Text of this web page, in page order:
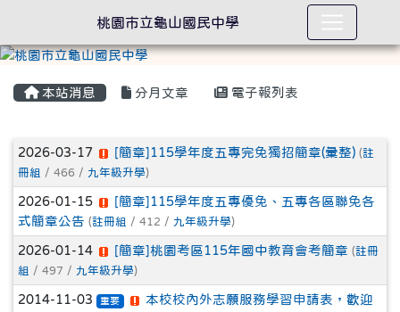
本站消息 分月文章 電子報列表
文章列表
2026-03-17 [簡章]115學年度五專完免獨招簡章(彙整) (註
冊組 / 466 / 九年級升學)
2026-01-15
[簡章]115學年度五專優免、五專各區聯免各
式簡章公告 (註冊組 / 412 / 九年級升學)
2026-01-14 [簡章]桃園考區115年國中教育會考簡章 (註冊
組 / 497 / 九年級升學)
2014-11-03 重要
本校校內外志願服務學習申請表，歡迎
桃園市立龜山國民中學